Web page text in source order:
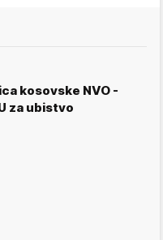
kosovske NVO -
za ubistvo